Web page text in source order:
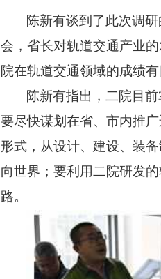
陈新有谈到了此次调
会，省长对轨道交通产业
院在轨道交通领域的成绩
陈新有指出，二院目
要尽快谋划在省、市内推
形式，从设计、建设、装
向世界；要利用二院研发
路。